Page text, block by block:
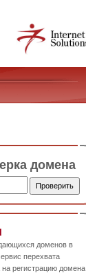
домена
доменов в
перехвата
регистрацию домена